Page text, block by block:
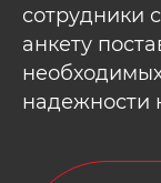
сотрудники
анкету
надежности